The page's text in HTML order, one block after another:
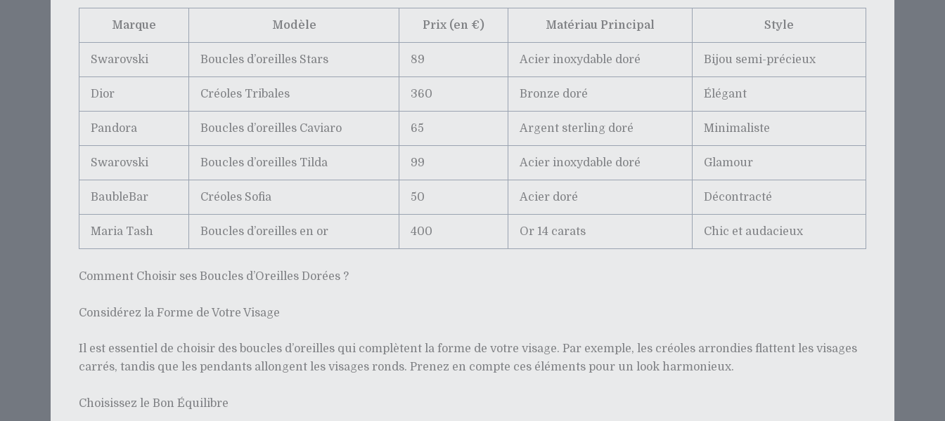
Marque Modèle Prix (en €) Matériau Principal Style
Swarovski Boucles d’oreilles Stars 89 Acier inoxydable doré Bijou semi-précieux
Dior Créoles Tribales 360 Bronze doré Élégant
Pandora Boucles d’oreilles Caviaro 65 Argent sterling doré Minimaliste
Swarovski Boucles d’oreilles Tilda 99 Acier inoxydable doré Glamour
BaubleBar Créoles Sofia 50 Acier doré Décontracté
Maria Tash Boucles d’oreilles en or 400 Or 14 carats Chic et audacieux
Comment Choisir ses Boucles d’Oreilles Dorées ?
Considérez la Forme de Votre Visage
Il est essentiel de choisir des boucles d’oreilles qui complètent la forme de votre visage. Par exemple, les créoles arrondies flattent les visages
carrés, tandis que les pendants allongent les visages ronds. Prenez en compte ces éléments pour un look harmonieux.
Choisissez le Bon Équilibre